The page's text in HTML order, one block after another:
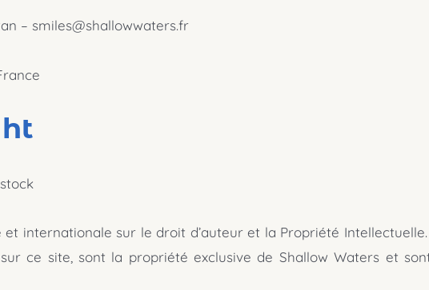
– smiles@shallowwaters.fr
internationale sur le droit d’auteur et la Propriété
ce site, sont la propriété exclusive de Shallow Waters et